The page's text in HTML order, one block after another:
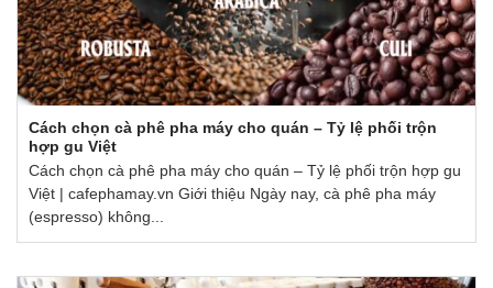
Cách chọn cà phê pha máy cho quán – Tỷ lệ phối trộn
hợp gu Việt
Cách chọn cà phê pha máy cho quán – Tỷ lệ phối trộn hợp gu
Việt | cafephamay.vn Giới thiệu Ngày nay, cà phê pha máy
(espresso) không...